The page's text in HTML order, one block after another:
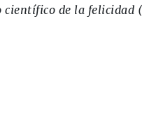
científico de la felicidad